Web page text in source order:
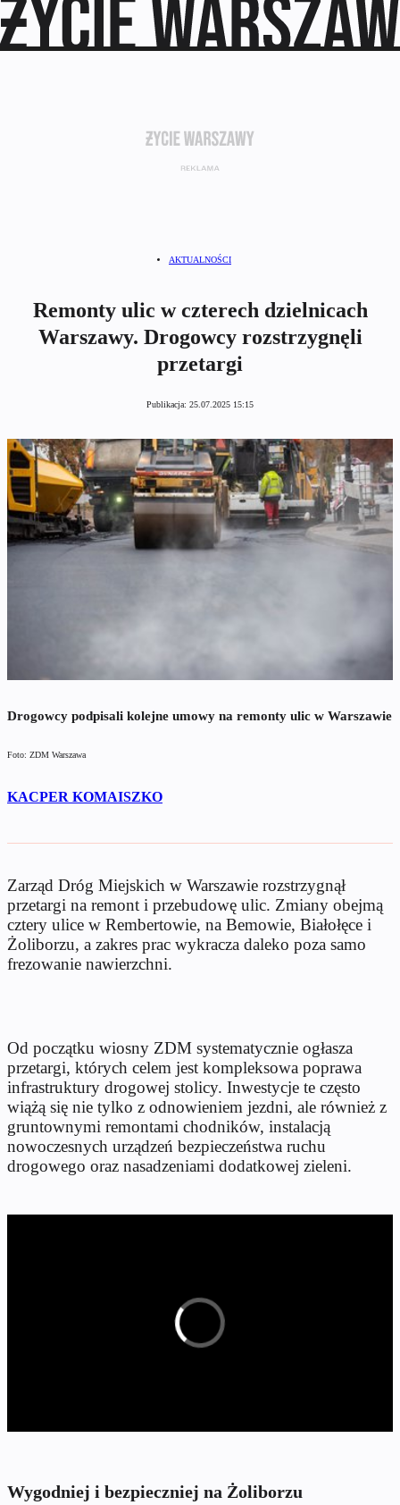
AKTUALNOŚCI
Remonty ulic w czterech dzielnicach
Warszawy. Drogowcy rozstrzygnęli
przetargi
Publikacja: 25.07.2025 15:15
Drogowcy podpisali kolejne umowy na remonty ulic w Warszawie
Foto: ZDM Warszawa
KACPER KOMAISZKO
Zarząd Dróg Miejskich w Warszawie rozstrzygnął
przetargi na remont i przebudowę ulic. Zmiany obejmą
cztery ulice w Rembertowie, na Bemowie, Białołęce i
Żoliborzu, a zakres prac wykracza daleko poza samo
frezowanie nawierzchni.
Od początku wiosny ZDM systematycznie ogłasza
przetargi, których celem jest kompleksowa poprawa
infrastruktury drogowej stolicy. Inwestycje te często
wiążą się nie tylko z odnowieniem jezdni, ale również z
gruntownymi remontami chodników, instalacją
nowoczesnych urządzeń bezpieczeństwa ruchu
drogowego oraz nasadzeniami dodatkowej zieleni.
Wygodniej i bezpieczniej na Żoliborzu